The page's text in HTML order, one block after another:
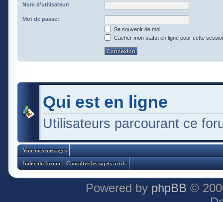
Nom d’utilisateur:
Mot de passe:
Se souvenir de moi
Cacher mon statut en ligne pour cette
Qui est en ligne
Utilisateurs parcourant ce
Voir mes messages
Index du forum Consulter les sujets actifs
Powered by phpBB ©